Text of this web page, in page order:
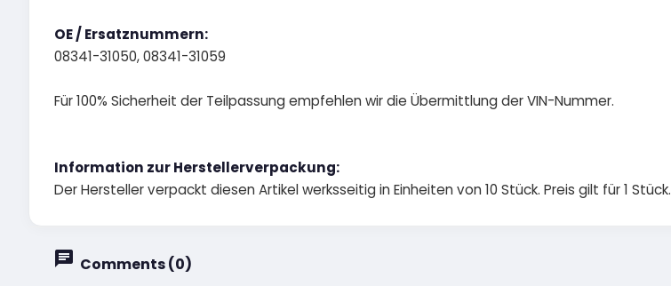
OE / Ersatznummern:
08341-31050, 08341-31059
Für 100% Sicherheit der Teilpassung empfehlen wir die Übermittlung der VIN-Nummer.
Information zur Herstellerverpackung:
Der Hersteller verpackt diesen Artikel werksseitig in Einheiten von 10 Stück. Preis gilt für 1 Stück.
Comments (0)